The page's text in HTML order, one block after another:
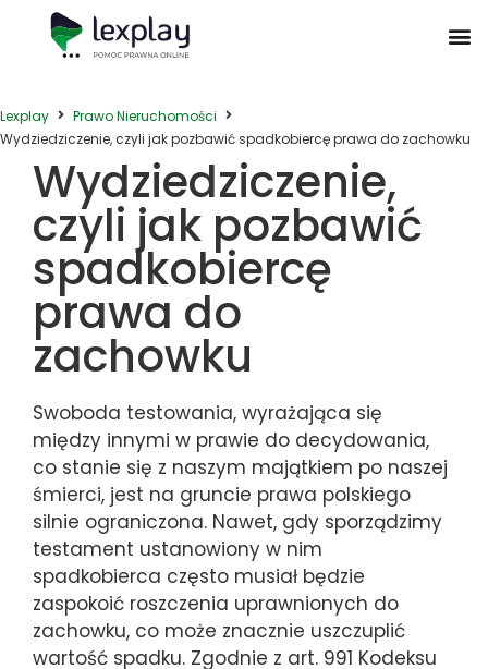
Lexplay
Prawo Nieruchomości
Wydziedziczenie, czyli jak pozbawić spadkobiercę prawa do zachowku
Wydziedziczenie,
czyli jak pozbawić
spadkobiercę
prawa do
zachowku
Swoboda testowania, wyrażająca się
między innymi w prawie do decydowania,
co stanie się z naszym majątkiem po naszej
śmierci, jest na gruncie prawa polskiego
silnie ograniczona. Nawet, gdy sporządzimy
testament ustanowiony w nim
spadkobierca często musiał będzie
zaspokoić roszczenia uprawnionych do
zachowku, co może znacznie uszczuplić
wartość spadku. Zgodnie z art. 991 Kodeksu